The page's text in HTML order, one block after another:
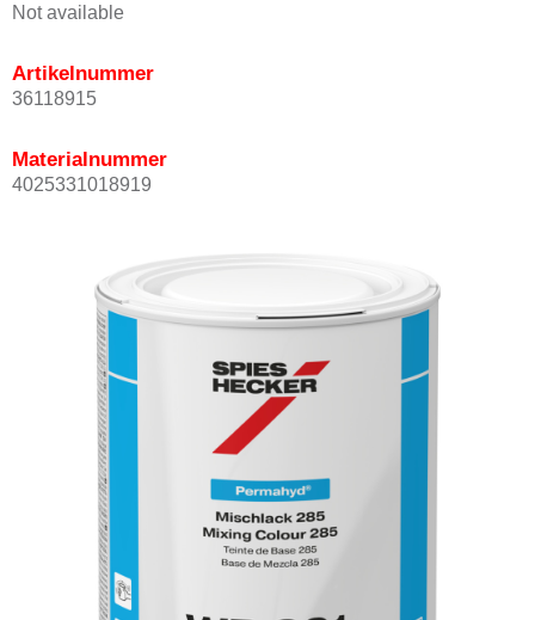
Not available
Artikelnummer
36118915
Materialnummer
4025331018919